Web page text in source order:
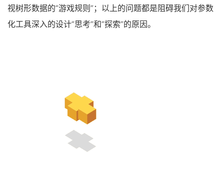
视树形数据的“游戏规则”；以上的问题都是阻碍我们对参数
化工具深入的设计“思考”和“探索”的原因。